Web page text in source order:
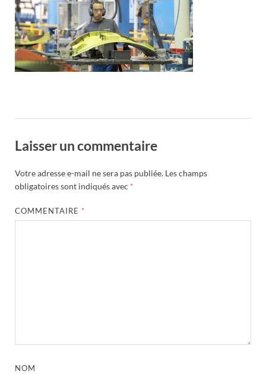
Laisser un commentaire
Votre adresse e-mail ne sera pas publiée. Les champs
obligatoires sont indiqués avec *
COMMENTAIRE *
NOM